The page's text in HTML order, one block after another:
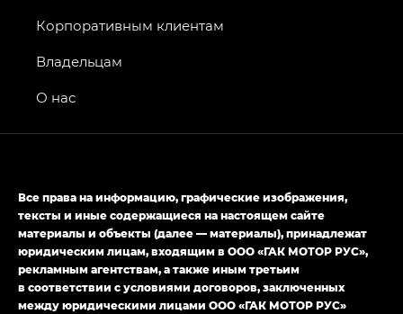
GT, Джи Эль — GL
GS4 — Джи Эс 4 (GS4) в комплектациях Джи Би
привод — GB AWD, Джи Эль Полный привод —
LOUNGE
Empow — Эмпау (Empow) в комплектации
Джи Эс — GS, Джи Эль с элементы экстерьера
в спортивном стиле — GL(S-Style)
Корпоративным клиентам
Владельцам
О нас
Все права на информацию, графические изображения,
тексты и иные содержащиеся на настоящем сайте
материалы и объекты (далее — материалы), принадлежат
юридическим лицам, входящим в ООО «ГАК МОТОР РУС»,
рекламным агентствам, а также иным третьим
в соответствии с условиями договоров, заключенных
между юридическими лицами ООО «ГАК МОТОР РУС»